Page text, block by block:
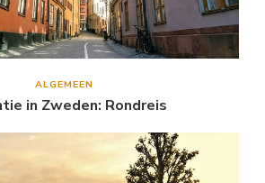
ALGEMEEN
in Zweden: Rondreis